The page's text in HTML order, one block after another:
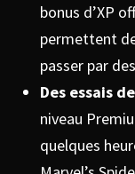
bonus d’XP
permettent
passer par
Des essais
niveau
quelques